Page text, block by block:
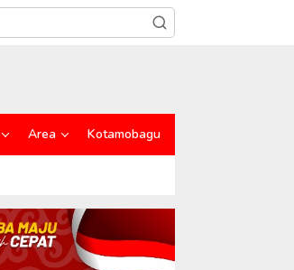
Area Kotamobagu